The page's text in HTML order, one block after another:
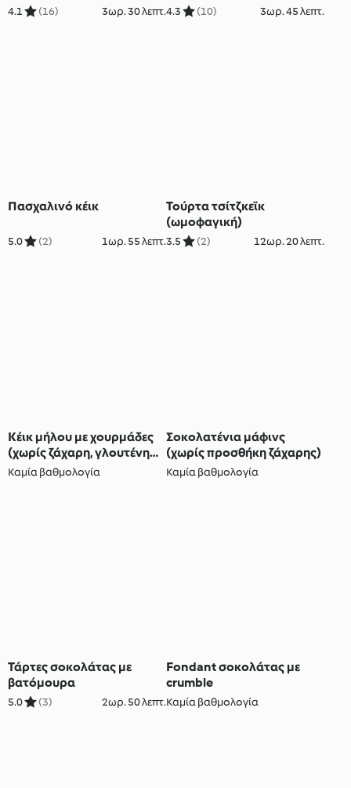
4.1 (16) 3ωρ. 30 λεπτ.4.3 (10) 3ωρ. 45 λεπτ.
Πασχαλινό κέικ
5.0 (2) 1ωρ. 55 λεπτ.
Τούρτα τσίτζκεϊκ
(ωμοφαγική)
3.5 (2) 12ωρ. 20 λεπτ.
Κέικ μήλου με χουρμάδες
(χωρίς ζάχαρη, γλουτένη
και γαλακτοκομικά)
Καμία βαθμολογία
Σοκολατένια μάφινς
(χωρίς προσθήκη ζάχαρης)
Καμία βαθμολογία
Τάρτες σοκολάτας με
βατόμουρα
5.0 (3) 2ωρ. 50 λεπτ.
Fondant σοκολάτας με
crumble
Καμία βαθμολογία